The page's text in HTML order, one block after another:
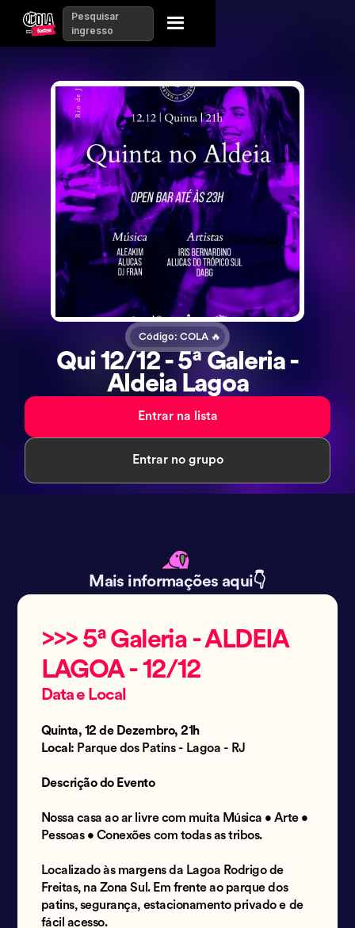
Pesquisar
ingresso
Código: COLA 🔥
Qui 12/12 - 5ª Galeria -
Aldeia Lagoa
Entrar na lista
Entrar no grupo
Mais informações aqui👇
>>> 5ª Galeria - ALDEIA
LAGOA - 12/12
Data e Local
Quinta, 12 de Dezembro, 21h
Local: Parque dos Patins - Lagoa - RJ
Descrição do Evento
Nossa casa ao ar livre com muita Música • Arte •
Pessoas • Conexões com todas as tribos.
Localizado às margens da Lagoa Rodrigo de
Freitas, na Zona Sul. Em frente ao parque dos
patins, segurança, estacionamento privado e de
fácil acesso.